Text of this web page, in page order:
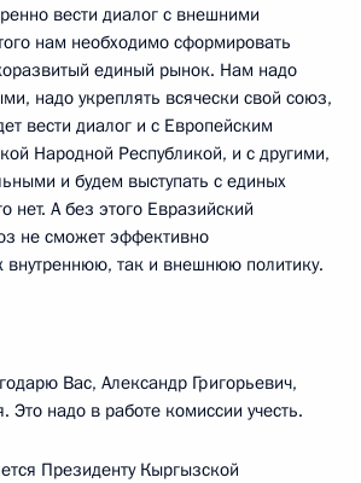
вести диалог с внешними
нам необходимо сформировать
единый рынок. Нам надо
надо укреплять всячески свой союз,
вести диалог и с Европейским
Народной Республикой, и с другими,
и будем выступать с единых
нет. А без этого Евразийский
не сможет эффективно
внутреннюю, так и внешнюю политику.
Вас, Александр Григорьевич,
надо в работе комиссии учесть.
Президенту Кыргызской